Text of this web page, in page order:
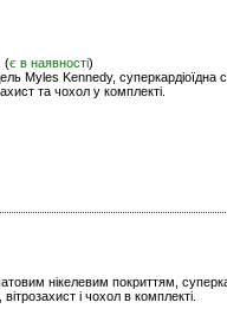
(є в наявності)
Myles Kennedy, суперкардіоїдна
та чохол у комплекті.
нікелевим покриттям,
і чохол в комплекті.